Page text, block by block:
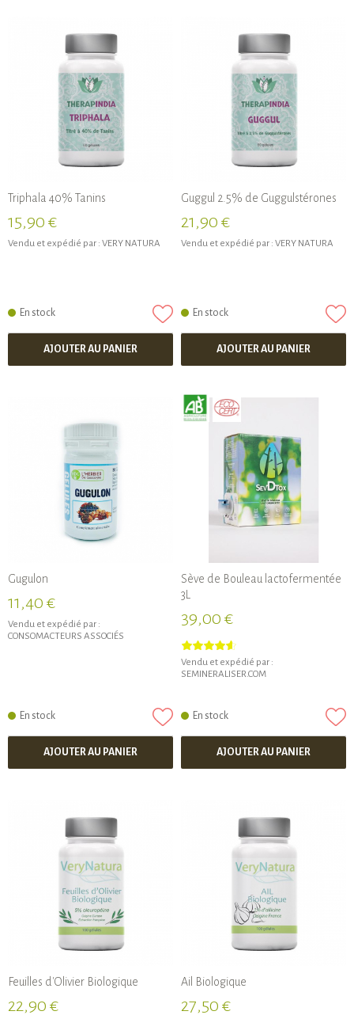
Triphala 40% Tanins
15,90 €
Vendu et expédié par : VERY NATURA
En stock
AJOUTER AU PANIER
Guggul 2.5% de Guggulstérones
21,90 €
Vendu et expédié par : VERY NATURA
En stock
AJOUTER AU PANIER
Gugulon
11,40 €
Vendu et expédié par :
CONSOMACTEURS ASSOCIÉS
En stock
AJOUTER AU PANIER
Sève de Bouleau lactofermentée
3L
39,00 €
Vendu et expédié par :
SEMINERALISER.COM
En stock
AJOUTER AU PANIER
Feuilles d'Olivier Biologique
22,90 €
Ail Biologique
27,50 €